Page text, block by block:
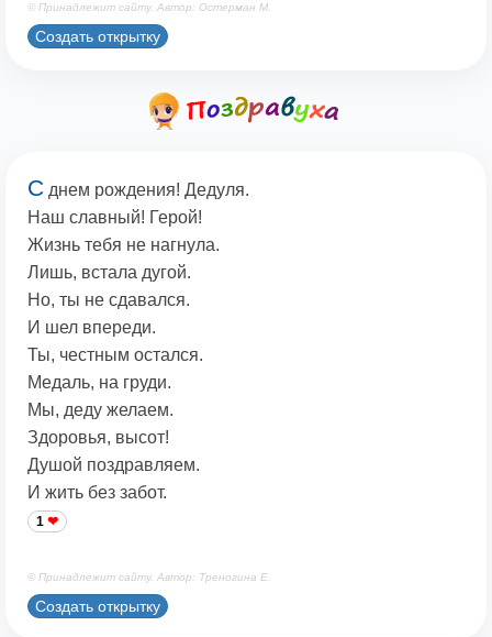
© Принадлежит сайту. Автор: Остерман М.
Создать открытку
С днем рождения! Дедуля.
Наш славный! Герой!
Жизнь тебя не нагнула.
Лишь, встала дугой.
Но, ты не сдавался.
И шел впереди.
Ты, честным остался.
Медаль, на груди.
Мы, деду желаем.
Здоровья, высот!
Душой поздравляем.
И жить без забот.
1
© Принадлежит сайту. Автор: Треногина Е.
Создать открытку